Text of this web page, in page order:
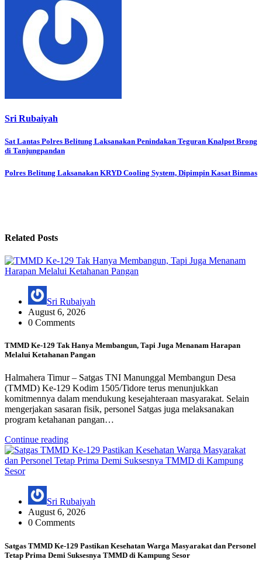
Sri Rubaiyah
Post
navigation
Sat Lantas Polres Belitung Laksanakan Penindakan Teguran Knalpot Brong
di Tanjungpandan
Polres Belitung Laksanakan KRYD Cooling System, Dipimpin Kasat Binmas
Related Posts
Sri Rubaiyah
August 6, 2026
0 Comments
TMMD Ke-129 Tak Hanya Membangun, Tapi Juga Menanam Harapan
Melalui Ketahanan Pangan
Halmahera Timur – Satgas TNI Manunggal Membangun Desa
(TMMD) Ke-129 Kodim 1505/Tidore terus menunjukkan
komitmennya dalam mendukung kesejahteraan masyarakat. Selain
mengerjakan sasaran fisik, personel Satgas juga melaksanakan
program ketahanan pangan…
Continue reading
Sri Rubaiyah
August 6, 2026
0 Comments
Satgas TMMD Ke-129 Pastikan Kesehatan Warga Masyarakat dan Personel
Tetap Prima Demi Suksesnya TMMD di Kampung Sesor